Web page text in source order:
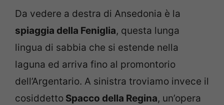
Da vedere a destra di Ansedonia è la
spiaggia della Feniglia, questa lunga
lingua di sabbia che si estende nella
laguna ed arriva fino al promontorio
dell’Argentario. A sinistra troviamo invece il
cosiddetto Spacco della Regina, un’opera